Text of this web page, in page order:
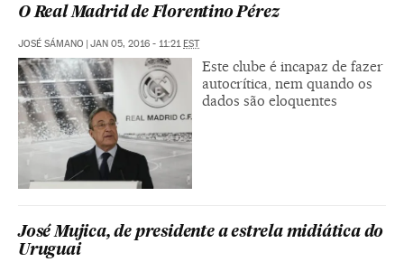
O Real Madrid de Florentino Pérez
JOSÉ SÁMANO | JAN 05, 2016 - 11:21EST
Este clube é incapaz de fazer
autocrítica, nem quando os
dados são eloquentes
José Mujica, de presidente a estrela midiática do
Uruguai